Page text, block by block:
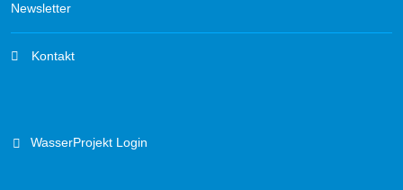
Newsletter
Kontakt
WasserProjekt Login